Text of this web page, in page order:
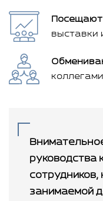
Посещают
выставки
коллегами
руководства
сотрудников,
занимаемой